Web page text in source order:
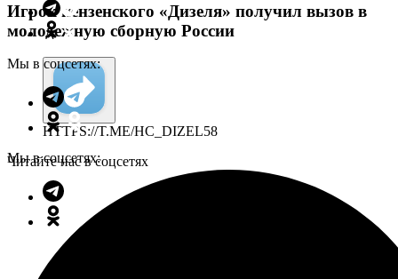
Мы в соцсетях:
Мы в соцсетях:
Игрок пензенского «Дизеля» получил вызов в
молодежную сборную России
HTTPS://T.ME/HC_DIZEL58
Читайте нас в соцсетях